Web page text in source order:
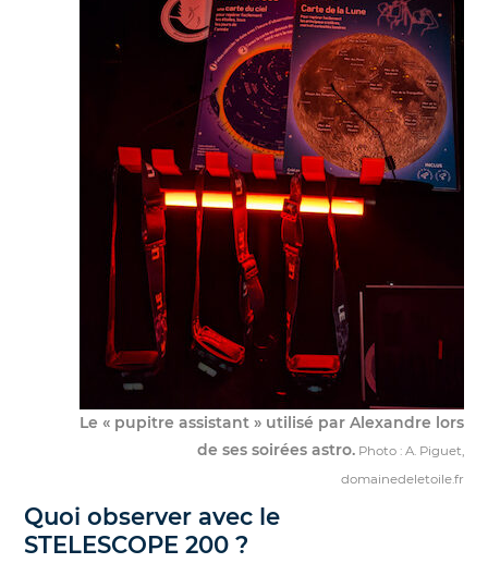
Le « pupitre assistant » utilisé par Alexandre lors
de ses soirées astro.Photo : A. Piguet,
domainedeletoile.fr
Quoi observer avec le
STELESCOPE 200 ?